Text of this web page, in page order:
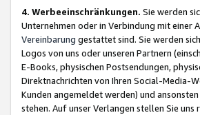
4. Werbeeinschränkungen. Sie werden
Unternehmen oder in Verbindung mit einer
Vereinbarung gestattet sind. Sie werden
Logos von uns oder unseren Partnern
E-Books, physischen Postsendungen,
Direktnachrichten von Ihren Social-Media-
Kunden angemeldet werden) und
stehen. Auf unser Verlangen stellen Sie